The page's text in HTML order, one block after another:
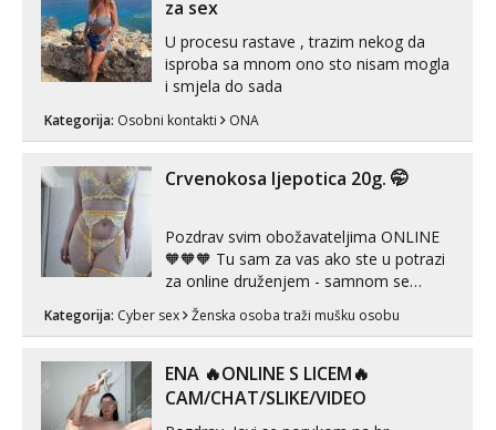
za sex
U procesu rastave , trazim nekog da
isproba sa mnom ono sto nisam mogla
i smjela do sada
Kategorija: Osobni kontakti ONA
Crvenokosa ljepotica 20g. 🤭
Pozdrav svim obožavateljima ONLINE
🧡🧡🧡 Tu sam za vas ako ste u potrazi
za online druženjem - samnom se
možete zabaviti preko videopoziva, ili
ako vam nisam dovoljna radim i u paru i
😉 Radim i vruća tipkanja uz slike i hot
line pozive. Za vas sam pripremila ...
Kategorija: Cyber sex Ženska osoba traži mušku osobu
ENA 🔥ONLINE S LICEM🔥
CAM/CHAT/SLIKE/VIDEO